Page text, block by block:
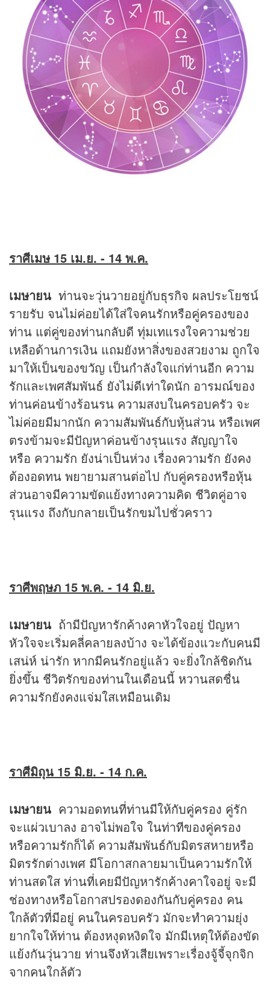
ราศีเมษ 15 เม.ย. - 14 พ.ค.
เมษายน ท่านจะวุ่นวายอยู่กับธุรกิจ ผลประโยชน์
รายรับ จนไม่ค่อยได้ใส่ใจคนรักหรือคู่ครองของ
ท่าน แต่คู่ของท่านกลับดี ทุ่มเทแรงใจความช่วย
เหลือด้านการเงิน แถมยังหาสิ่งของสวยงาม ถูกใจ
มาให้เป็นของขวัญ เป็นกำลังใจแก่ท่านอีก ความ
รักและเพศสัมพันธ์ ยังไม่ดีเท่าใดนัก อารมณ์ของ
ท่านค่อนข้างร้อนรน ความสงบในครอบครัว จะ
ไม่ค่อยมีมากนัก ความสัมพันธ์กับหุ้นส่วน หรือเพศ
ตรงข้ามจะมีปัญหาค่อนข้างรุนแรง สัญญาใจ
หรือ ความรัก ยังน่าเป็นห่วง เรื่องความรัก ยังคง
ต้องอดทน พยายามสานต่อไป กับคู่ครองหรือหุ้น
ส่วนอาจมีความขัดแย้งทางความคิด ชีวิตคู่อาจ
รุนแรง ถึงกับกลายเป็นรักขมไปชั่วคราว
ราศีพฤษภ 15 พ.ค. - 14 มิ.ย.
เมษายน ถ้ามีปัญหารักค้างคาหัวใจอยู่ ปัญหา
หัวใจจะเริ่มคลี่คลายลงบ้าง จะได้ข้องแวะกับคนมี
เสน่ห์ น่ารัก หากมีคนรักอยู่แล้ว จะยิ่งใกล้ชิดกัน
ยิ่งขึ้น ชีวิตรักของท่านในเดือนนี้ หวานสดชื่น
ความรักยังคงแจ่มใสเหมือนเดิม
ราศีมิถุน 15 มิ.ย. - 14 ก.ค.
เมษายน ความอดทนที่ท่านมีให้กับคู่ครอง คู่รัก
จะแผ่วเบาลง อาจไม่พอใจ ในท่าทีของคู่ครอง
หรือความรักก็ได้ ความสัมพันธ์กับมิตรสหายหรือ
มิตรรักต่างเพศ มีโอกาสกลายมาเป็นความรักให้
ท่านสดใส ท่านที่เคยมีปัญหารักค้างคาใจอยู่ จะมี
ช่องทางหรือโอกาสปรองดองกันกับคู่ครอง คน
ใกล้ตัวที่มีอยู่ คนในครอบครัว มักจะทำความยุ่ง
ยากใจให้ท่าน ต้องหงุดหงิดใจ มักมีเหตุให้ต้องขัด
แย้งกันวุ่นวาย ท่านจึงหัวเสียเพราะเรื่องจู้จี้จุกจิก
จากคนใกล้ตัว